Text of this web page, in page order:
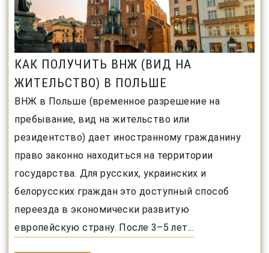
КАК ПОЛУЧИТЬ ВНЖ (ВИД НА
ЖИТЕЛЬСТВО) В ПОЛЬШЕ
ВНЖ в Польше (временное разрешение на
пребывание, вид на жительство или
резидентство) дает иностранному гражданину
право законно находиться на территории
государства. Для русских, украинских и
белорусских граждан это доступный способ
переезда в экономически развитую
европейскую страну. После 3–5 лет...